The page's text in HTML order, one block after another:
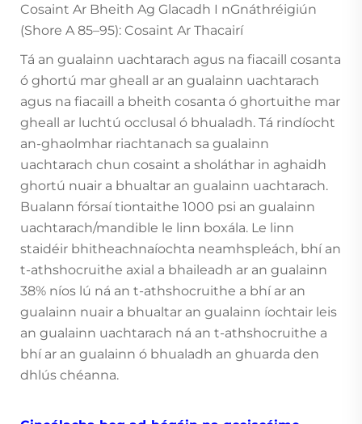
Cosaint Ar Bheith Ag Glacadh I nGnáthréigiún
(Shore A 85–95): Cosaint Ar Thacairí
Tá an gualainn uachtarach agus na fiacaill cosanta
ó ghortú mar gheall ar an gualainn uachtarach
agus na fiacaill a bheith cosanta ó ghortuithe mar
gheall ar luchtú occlusal ó bhualadh. Tá rindíocht
an-ghaolmhar riachtanach sa gualainn
uachtarach chun cosaint a sholáthar in aghaidh
ghortú nuair a bhualtar an gualainn uachtarach.
Bualann fórsaí tiontaithe 1000 psi an gualainn
uachtarach/mandible le linn boxála. Le linn
staidéir bhitheachnaíochta neamhspleách, bhí an
t-athshocruithe axial a bhaileadh ar an gualainn
38% níos lú ná an t-athshocruithe a bhí ar an
gualainn nuair a bhualtar an gualainn íochtair leis
an gualainn uachtarach ná an t-athshocruithe a
bhí ar an gualainn ó bhualadh an ghuarda den
dhlús chéanna.